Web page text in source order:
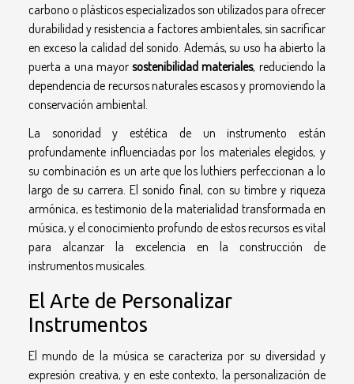
carbono o plásticos especializados son utilizados para ofrecer
durabilidad y resistencia a factores ambientales, sin sacrificar
en exceso la calidad del sonido. Además, su uso ha abierto la
puerta a una mayorsostenibilidad materiales, reduciendo la
dependencia de recursos naturales escasos y promoviendo la
conservación ambiental.
La sonoridad y estética de un instrumento están
profundamente influenciadas por los materiales elegidos, y
su combinación es un arte que los luthiers perfeccionan a lo
largo de su carrera. El sonido final, con su timbre y riqueza
armónica, es testimonio de la materialidad transformada en
música, y el conocimiento profundo de estos recursos es vital
para alcanzar la excelencia en la construcción de
instrumentos musicales.
El Arte de Personalizar
Instrumentos
El mundo de la música se caracteriza por su diversidad y
expresión creativa, y en este contexto, la personalización de